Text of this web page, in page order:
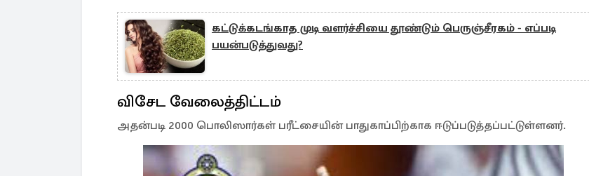
கட்டுக்கடங்காத முடி வளர்ச்சியை தூண்டும் பெருஞ்சீரகம் - எப்படி
பயன்படுத்துவது?
விசேட வேலைத்திட்டம்
அதன்படி 2000 பொலிஸார்கள் பரீட்சையின் பாதுகாப்பிற்காக ஈடுப்படுத்தப்பட்டுள்ளனர்.